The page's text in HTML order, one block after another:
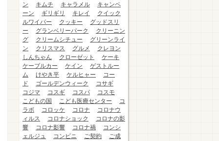
ン
キムチ キャラメル
キャンペ
ーン
ギリギリ キレイ
クイック
ルワイパー
クッキー
グッドスリ
ー
グランベリーパーク
クリーニン
グ
クリームシチュー
グリーンライ
ン
クリスマス グルメ
クレヨン
しんちゃん
クローゼット
ケーキ
ケーブルカー
ケイン
ゲストルー
ム
けやき平 ケルヒャー
コー
ド
ゴールデンウィーク
コサギ
コジマ
コスギ コスパ
コスモ
こどもの国
こども医療センター
コ
ラボ
コロッケ コロナ
コロナウ
ィルス
コロナショック
コロナの影
響
コロナ影響 コロナ禍
コンシ
ェルジュ
コンビニ ご契約
ご成